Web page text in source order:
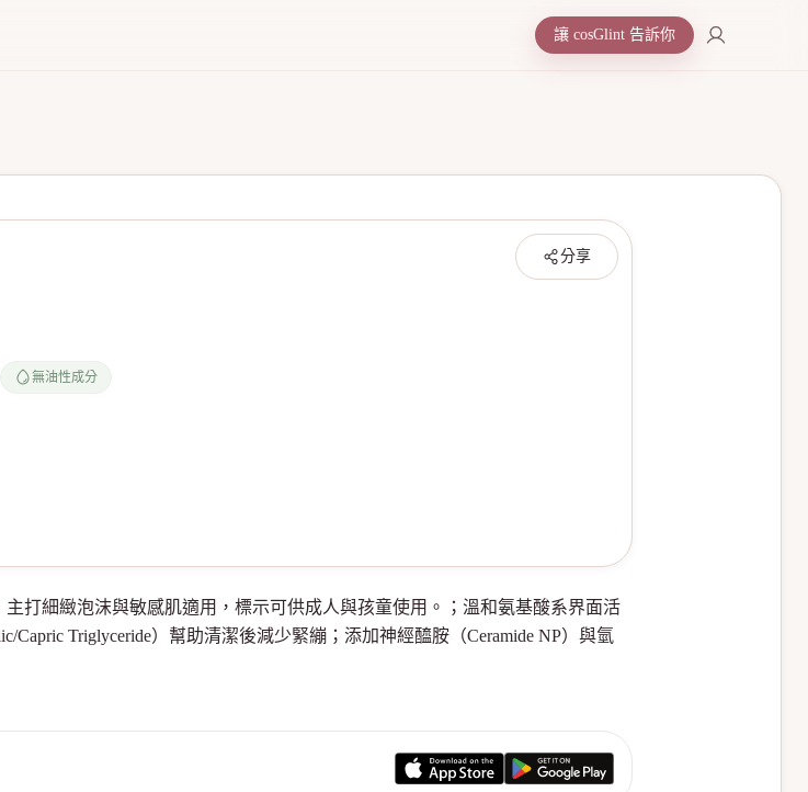
讓 cosGlint 告訴你
分享
無油性成分
打細緻泡沫與敏感肌適用，標示可供成人與孩童使用。；溫和氨基酸系界面活
Capric Triglyceride）幫助清潔後減少緊繃；添加神經醯胺（Ceramide NP）與氫